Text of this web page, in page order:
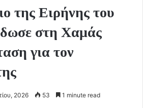
της Ειρήνης του
στη Χαμάς
για τον
2026 53 1 minute read